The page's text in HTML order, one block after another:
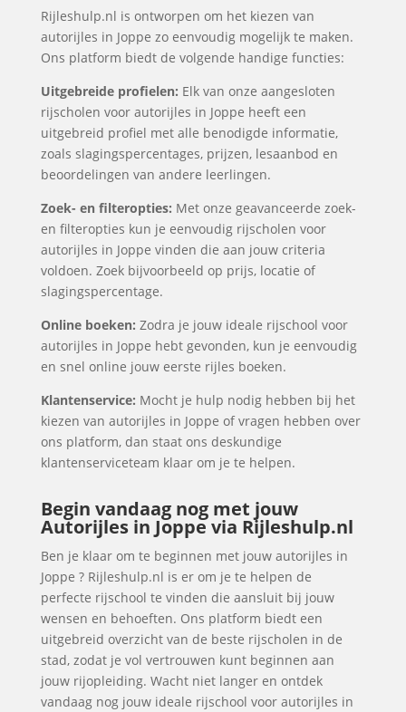
Rijleshulp.nl is ontworpen om het kiezen van
autorijles in Joppe zo eenvoudig mogelijk te maken.
Ons platform biedt de volgende handige functies:
Uitgebreide profielen: Elk van onze aangesloten
rijscholen voor autorijles in Joppe heeft een
uitgebreid profiel met alle benodigde informatie,
zoals slagingspercentages, prijzen, lesaanbod en
beoordelingen van andere leerlingen.
Zoek- en filteropties: Met onze geavanceerde zoek-
en filteropties kun je eenvoudig rijscholen voor
autorijles in Joppe vinden die aan jouw criteria
voldoen. Zoek bijvoorbeeld op prijs, locatie of
slagingspercentage.
Online boeken: Zodra je jouw ideale rijschool voor
autorijles in Joppe hebt gevonden, kun je eenvoudig
en snel online jouw eerste rijles boeken.
Klantenservice: Mocht je hulp nodig hebben bij het
kiezen van autorijles in Joppe of vragen hebben over
ons platform, dan staat ons deskundige
klantenserviceteam klaar om je te helpen.
Begin vandaag nog met jouw
Autorijles in Joppe via Rijleshulp.nl
Ben je klaar om te beginnen met jouw autorijles in
Joppe ? Rijleshulp.nl is er om je te helpen de
perfecte rijschool te vinden die aansluit bij jouw
wensen en behoeften. Ons platform biedt een
uitgebreid overzicht van de beste rijscholen in de
stad, zodat je vol vertrouwen kunt beginnen aan
jouw rijopleiding. Wacht niet langer en ontdek
vandaag nog jouw ideale rijschool voor autorijles in